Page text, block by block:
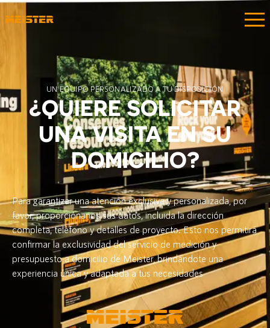
UN EQUIPO PERSONALIZADO A TU DISPOSICIÓN
¿QUIERE SOLICITAR
UNA VISITA EN SU
DOMICILIO?
Para garantizar una atención exclusiva y personalizada, por
favor, proporciónanos sus datos, incluida la dirección
completa, teléfono y detalles de proyecto. Esto nos permitirá
confirmar la exclusividad del servicio de medición y
presupuesto a domicilio de Meister, brindándote una
experiencia única y adaptada a tus necesidades